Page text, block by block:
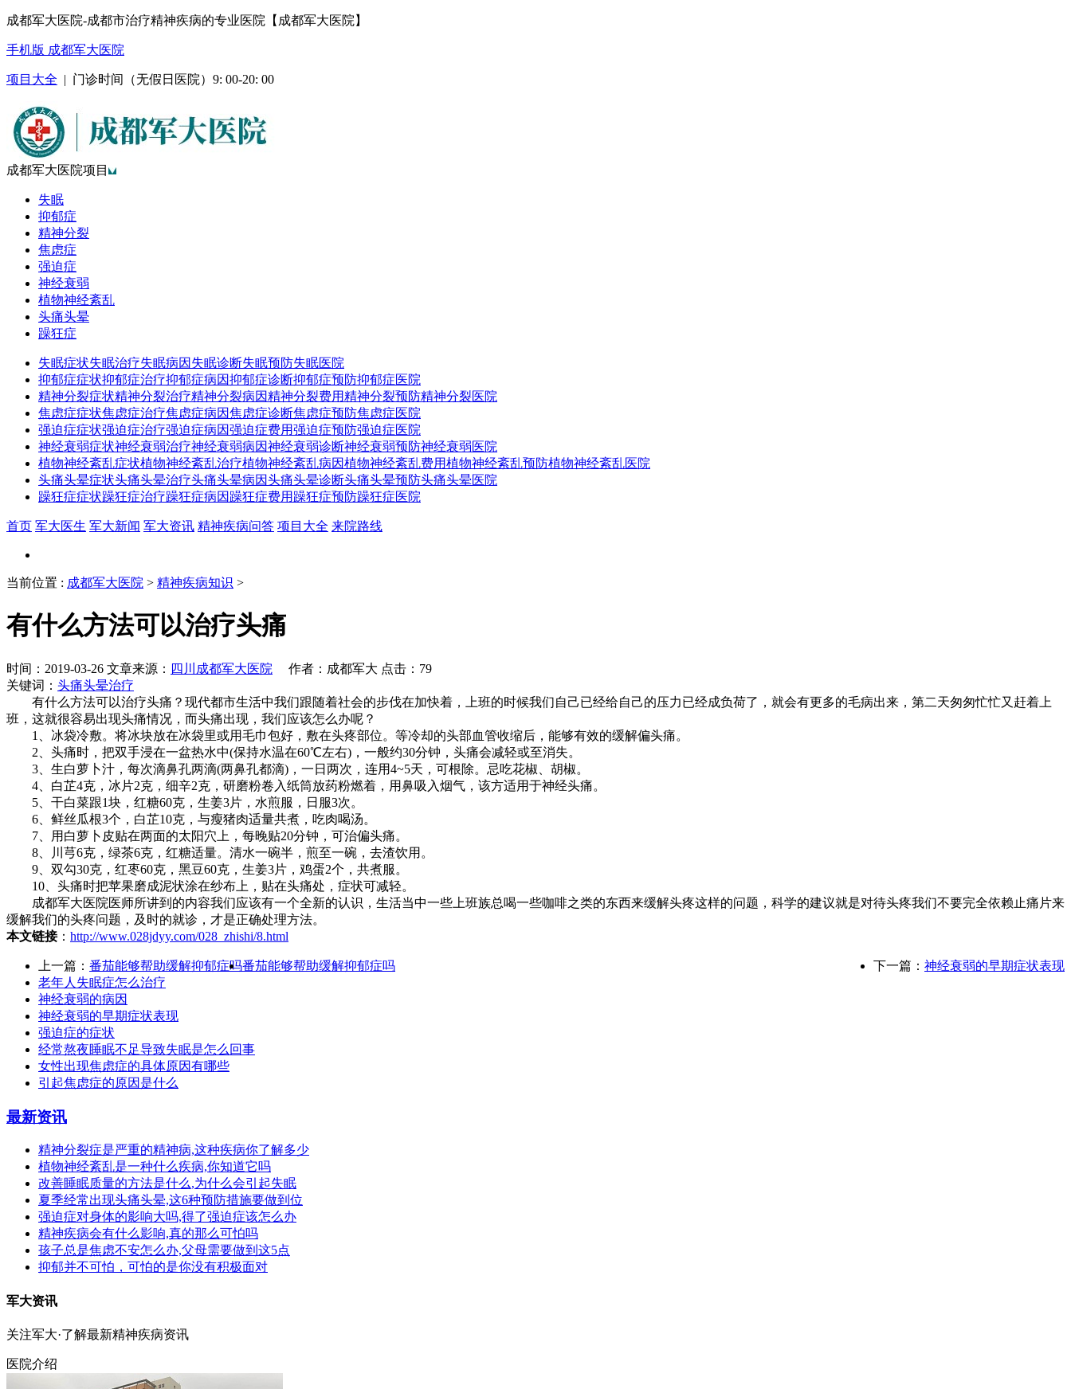
成都军大医院-成都市治疗精神疾病的专业医院【成都军大医院】
手机版 成都军大医院
项目大全 | 门诊时间（无假日医院）9: 00-20: 00
成都军大医院项目
失眠
抑郁症
精神分裂
焦虑症
强迫症
神经衰弱
植物神经紊乱
头痛头晕
躁狂症
失眠症状失眠治疗失眠病因 失眠诊断失眠预防失眠医院
抑郁症症状抑郁症治疗抑郁症病因抑郁症诊断抑郁症预防抑郁症医院
精神分裂症状精神分裂治疗精神分裂病因精神分裂费用精神分裂预防精神分裂医院
焦虑症症状焦虑症治疗焦虑症病因焦虑症诊断焦虑症预防焦虑症医院
强迫症症状强迫症治疗强迫症病因强迫症费用强迫症预防强迫症医院
神经衰弱症状神经衰弱治疗神经衰弱病因神经衰弱诊断神经衰弱预防神经衰弱医院
植物神经紊乱症状植物神经紊乱治疗植物神经紊乱病因植物神经紊乱费用植物神经紊乱预防植物神经紊乱医院
头痛头晕症状头痛头晕治疗头痛头晕病因头痛头晕诊断头痛头晕预防头痛头晕医院
躁狂症症状躁狂症治疗躁狂症病因 躁狂症费用 躁狂症预防躁狂症医院
首页 军大医生 军大新闻 军大资讯 精神疾病问答 项目大全 来院路线
当前位置 : 成都军大医院 > 精神疾病知识 >
有什么方法可以治疗头痛
时间：2019-03-26 文章来源： 四川成都军大医院 作者：成都军大 点击：79
关键词： 头痛头晕治疗
有什么方法可以治疗头痛？现代都市生活中我们跟随着社会的步伐在加快着，上班的时候我们自己已经给自己的压力已经成负荷了，就会有更多的毛病出来，第二天匆匆忙忙又赶着上
班，这就很容易出现头痛情况，而头痛出现，我们应该怎么办呢？
1、冰袋冷敷。将冰块放在冰袋里或用毛巾包好，敷在头疼部位。等冷却的头部血管收缩后，能够有效的缓解偏头痛。
2、头痛时，把双手浸在一盆热水中(保持水温在60℃左右)，一般约30分钟，头痛会减轻或至消失。
3、生白萝卜汁，每次滴鼻孔两滴(两鼻孔都滴)，一日两次，连用4~5天，可根除。忌吃花椒、胡椒。
4、白芷4克，冰片2克，细辛2克，研磨粉卷入纸筒放药粉燃着，用鼻吸入烟气，该方适用于神经头痛。
5、干白菜跟1块，红糖60克，生姜3片，水煎服，日服3次。
6、鲜丝瓜根3个，白芷10克，与瘦猪肉适量共煮，吃肉喝汤。
7、用白萝卜皮贴在两面的太阳穴上，每晚贴20分钟，可治偏头痛。
8、川芎6克，绿茶6克，红糖适量。清水一碗半，煎至一碗，去渣饮用。
9、双勾30克，红枣60克，黑豆60克，生姜3片，鸡蛋2个，共煮服。
10、头痛时把苹果磨成泥状涂在纱布上，贴在头痛处，症状可减轻。
成都军大医院医师所讲到的内容我们应该有一个全新的认识，生活当中一些上班族总喝一些咖啡之类的东西来缓解头疼这样的问题，科学的建议就是对待头疼我们不要完全依赖止痛片来
缓解我们的头疼问题，及时的就诊，才是正确处理方法。
本文链接： http://www.028jdyy.com/028_zhishi/8.html
上一篇： 番茄能够帮助缓解抑郁症吗 下一篇： 神经衰弱的早期症状表现
番茄能够帮助缓解抑郁症吗
老年人失眠症怎么治疗
神经衰弱的病因
神经衰弱的早期症状表现
强迫症的症状
经常熬夜睡眠不足导致失眠是怎么回事
女性出现焦虑症的具体原因有哪些
引起焦虑症的原因是什么
最新资讯
精神分裂症是严重的精神病,这种疾病你了解多少
植物神经紊乱是一种什么疾病,你知道它吗
改善睡眠质量的方法是什么,为什么会引起失眠
夏季经常出现头痛头晕,这6种预防措施要做到位
强迫症对身体的影响大吗,得了强迫症该怎么办
精神疾病会有什么影响,真的那么可怕吗
孩子总是焦虑不安怎么办,父母需要做到这5点
抑郁并不可怕，可怕的是你没有积极面对
军大资讯
关注军大·了解最新精神疾病资讯
医院介绍